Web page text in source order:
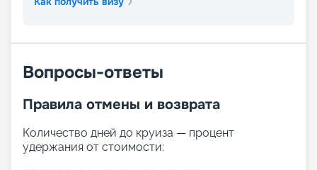
Вопросы-ответы
Правила отмены и возврата
Количество дней до круиза — процент
удержания от стоимости: